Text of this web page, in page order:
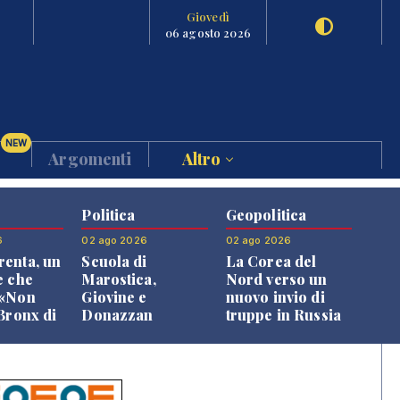
Giovedì
06 agosto 2026
NEW
Argomenti Altro
un
che
di
Politica
02 ago 2026
Scuola di
Marostica,
Giovine e
Donazzan
Geopolitica
02 ago 2026
La Corea del
Nord verso un
nuovo invio di
truppe in Russia